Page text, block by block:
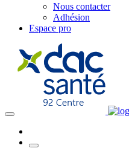
Nous contacter
Adhésion
Espace pro